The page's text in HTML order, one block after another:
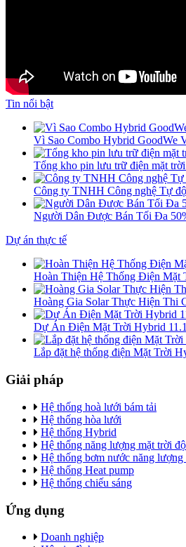
Tin nổi bật
Vì Sao Combo Hybrid GoodWe
Tổng kho pin lưu trữ điện mặt
Công ty TNHH Công nghệ Tự
Người Dân Được Bán Tối Đa
Dự án thực tế
Hoàn Thiện Hệ Thống Điện Mặt
Hoàng Gia Solar Thực Hiện Thi
Dự Án Điện Mặt Trời Hybrid
Lắp đặt hệ thống điện Mặt Trời
Giải pháp
Hệ thống hoà lưới bám tải
Hệ thống hòa lưới
Hệ thống Hybrid
Hệ thống năng lượng mặt trời
Hệ thống bơm nước năng lượng
Hệ thống Heat pump
Hệ thống chiếu sáng
Ứng dụng
Doanh nghiệp